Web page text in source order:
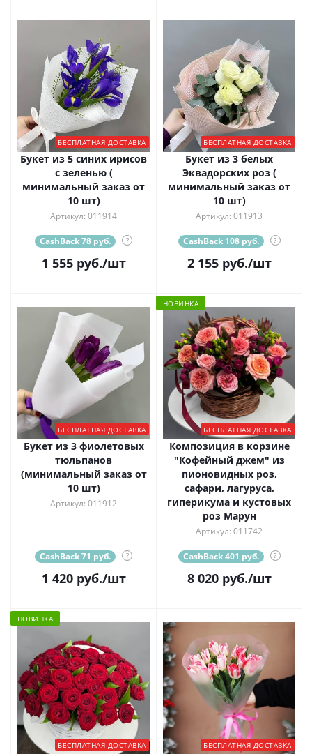
БЕСПЛАТНАЯ ДОСТАВКА
Букет из 5 синих ирисов
с зеленью (
минимальный заказ от
10 шт)
Артикул: 011914
CashBack 78 руб. ?
1 555руб./шт
БЕСПЛАТНАЯ ДОСТАВКА
Букет из 3 белых
Эквадорских роз (
минимальный заказ от
10 шт)
Артикул: 011913
CashBack 108 руб. ?
2 155руб./шт
БЕСПЛАТНАЯ ДОСТАВКА
Букет из 3 фиолетовых
тюльпанов
(минимальный заказ от
10 шт)
Артикул: 011912
CashBack 71 руб. ?
1 420руб./шт
НОВИНКА
БЕСПЛАТНАЯ ДОСТАВКА
Композиция в корзине
"Кофейный джем" из
пионовидных роз,
сафари, лагуруса,
гиперикума и кустовых
роз Марун
Артикул: 011742
CashBack 401 руб. ?
8 020руб./шт
НОВИНКА
БЕСПЛАТНАЯ ДОСТАВКА БЕСПЛАТНАЯ ДОСТАВКА